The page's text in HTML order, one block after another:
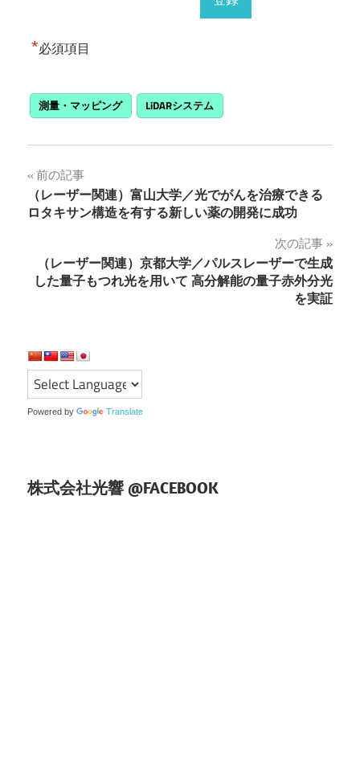
*必須項目
測量・マッピング LiDARシステム
投
稿
ビ
シ
ョ
前の記事
（レーザー関連）富山大学／光でがんを治療できる
ロタキサン構造を有する新しい薬の開発に成功
次の記事
（レーザー関連）京都大学／パルスレーザーで生成
した量子もつれ光を用いて 高分解能の量子赤外分光
を実証
Powered by Translate
株式会社光響 @FACEBOOK